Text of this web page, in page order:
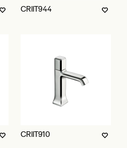
CRIIT944
CRIIT910